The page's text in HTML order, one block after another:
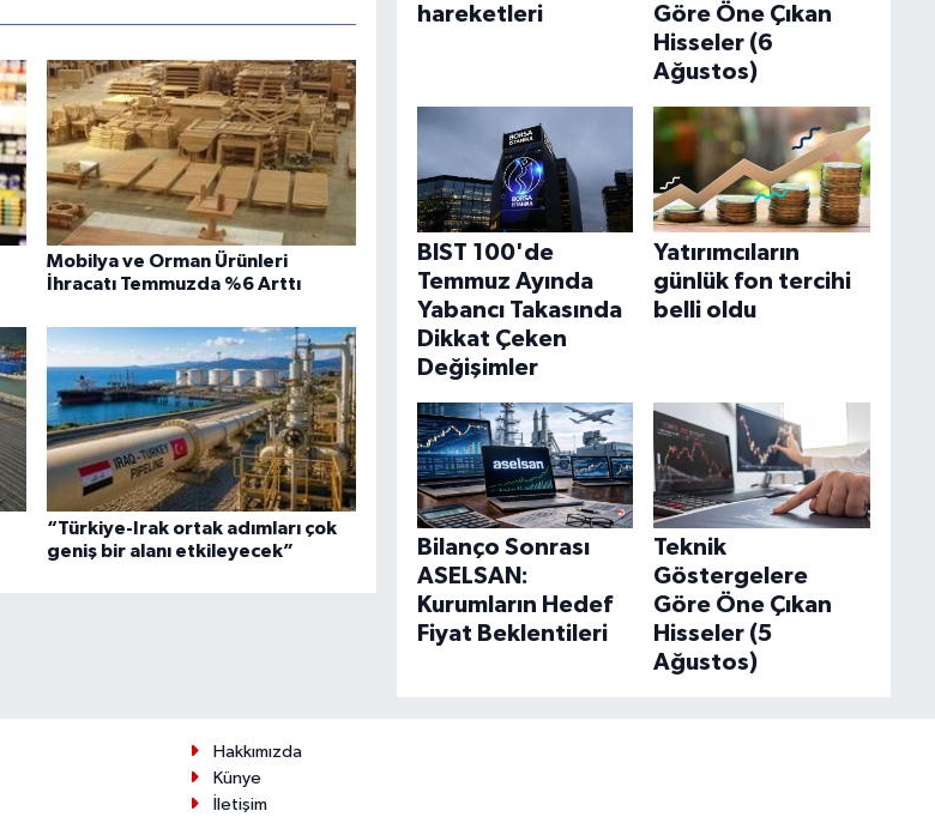
Mobilya ve Orman Ürünleri
İhracatı Temmuzda %6 Arttı
“Türkiye-Irak ortak adımları çok
geniş bir alanı etkileyecek”
hareketleri
Göre Öne Çıkan
Hisseler (6
Ağustos)
BIST 100'de
Temmuz Ayında
Yabancı Takasında
Dikkat Çeken
Değişimler
Yatırımcıların
günlük fon tercihi
belli oldu
Bilanço Sonrası
ASELSAN:
Kurumların Hedef
Fiyat Beklentileri
Teknik
Göstergelere
Göre Öne Çıkan
Hisseler (5
Ağustos)
Hakkımızda
Künye
İletişim